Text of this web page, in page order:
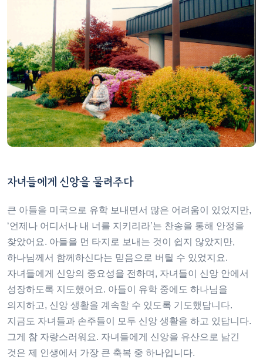
자녀들에게 신앙을 물려주다
큰 아들을 미국으로 유학 보내면서 많은 어려움이 있었지만,
‘언제나 어디서나 내 너를 지키리라’는 찬송을 통해 안정을
찾았어요. 아들을 먼 타지로 보내는 것이 쉽지 않았지만,
하나님께서 함께하신다는 믿음으로 버틸 수 있었지요.
자녀들에게 신앙의 중요성을 전하며, 자녀들이 신앙 안에서
성장하도록 지도했어요. 아들이 유학 중에도 하나님을
의지하고, 신앙 생활을 계속할 수 있도록 기도했답니다.
지금도 자녀들과 손주들이 모두 신앙 생활을 하고 있답니다.
그게 참 자랑스러워요. 자녀들에게 신앙을 유산으로 남긴
것은 제 인생에서 가장 큰 축복 중 하나입니다.